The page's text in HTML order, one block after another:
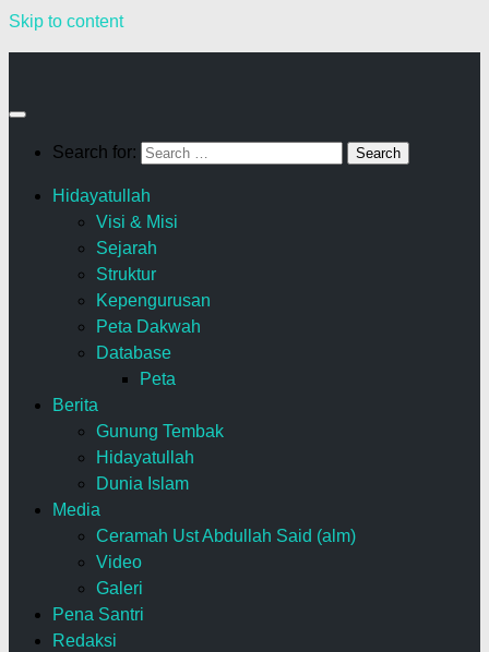
Skip to content
Search for:
Hidayatullah
Visi & Misi
Sejarah
Struktur
Kepengurusan
Peta Dakwah
Database
Peta
Berita
Gunung Tembak
Hidayatullah
Dunia Islam
Media
Ceramah Ust Abdullah Said (alm)
Video
Galeri
Pena Santri
Redaksi